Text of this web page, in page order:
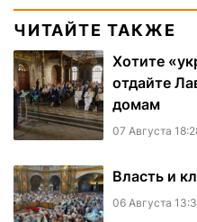
ЧИТАЙТЕ ТАКЖЕ
Хотите
отдайте
домам
07 Августа
Власть и
06 Августа